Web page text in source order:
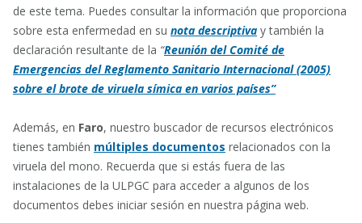
de este tema. Puedes consultar la información que proporciona
sobre esta enfermedad en su nota descriptiva y también la
declaración resultante de la “Reunión del Comité de
Emergencias del Reglamento Sanitario Internacional (2005)
sobre el brote de viruela símica en varios países”
Además, en Faro, nuestro buscador de recursos electrónicos
tienes también múltiples documentos relacionados con la
viruela del mono. Recuerda que si estás fuera de las
instalaciones de la ULPGC para acceder a algunos de los
documentos debes iniciar sesión en nuestra página web.